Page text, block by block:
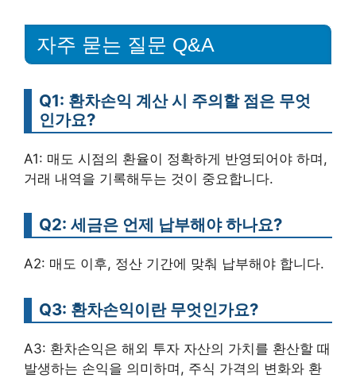
자주 묻는 질문 Q&A
Q1: 환차손익 계산 시 주의할 점은 무엇
인가요?
A1: 매도 시점의 환율이 정확하게 반영되어야 하며,
거래 내역을 기록해두는 것이 중요합니다.
Q2: 세금은 언제 납부해야 하나요?
A2: 매도 이후, 정산 기간에 맞춰 납부해야 합니다.
Q3: 환차손익이란 무엇인가요?
A3: 환차손익은 해외 투자 자산의 가치를 환산할 때
발생하는 손익을 의미하며, 주식 가격의 변화와 환